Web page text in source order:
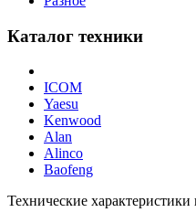
Каталог техники
ICOM
Yaesu
Kenwood
Alan
Alinco
Baofeng
Технические характеристики